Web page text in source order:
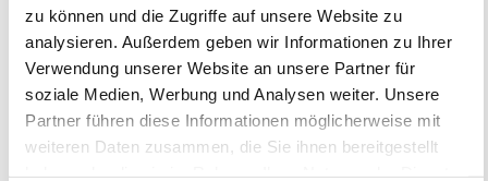
zu können und die Zugriffe auf unsere Website zu
analysieren. Außerdem geben wir Informationen zu Ihrer
Verwendung unserer Website an unsere Partner für
soziale Medien, Werbung und Analysen weiter. Unsere
Partner führen diese Informationen möglicherweise mit
weiteren Daten zusammen, die Sie ihnen bereitgestellt
Anmeldeschluss 28. September 2026, 09:30 Uhr
Anmelden 219,05 EUR
197,15 EUR
inkl. Ausstattung